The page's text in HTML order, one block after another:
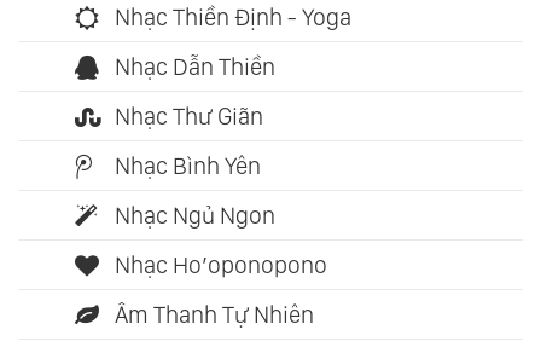
Nhạc Thiền Định - Yoga
Nhạc Dẫn Thiền
Nhạc Thư Giãn
Nhạc Bình Yên
Nhạc Ngủ Ngon
Nhạc Ho’oponopono
Âm Thanh Tự Nhiên